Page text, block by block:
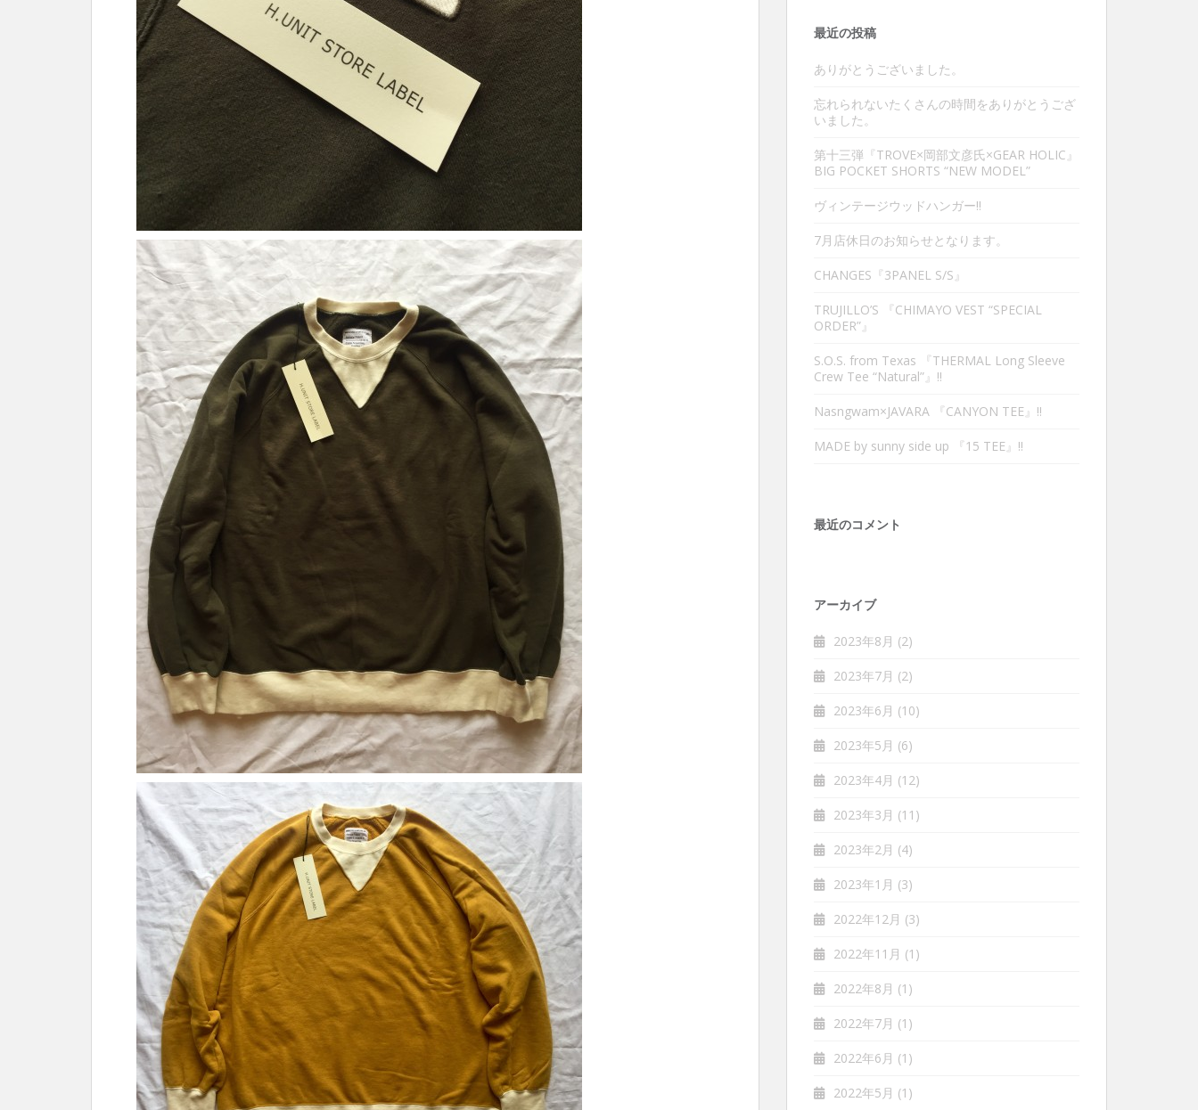
最近の投稿
ありがとうございました。
忘れられないたくさんの時間をありがとうござ
いました。
第十三弾『TROVE×岡部文彦氏×GEAR HOLIC』
BIG POCKET SHORTS “NEW MODEL”
ヴィンテージウッドハンガー‼︎
7月店休日のお知らせとなります。
CHANGES『3PANEL S/S』
TRUJILLO’S 『CHIMAYO VEST “SPECIAL
ORDER”』
S.O.S. from Texas 『THERMAL Long Sleeve
Crew Tee “Natural”』‼︎
Nasngwam×JAVARA 『CANYON TEE』‼︎
MADE by sunny side up 『15 TEE』‼︎
最近のコメント
アーカイブ
2023年8月 (2)
2023年7月 (2)
2023年6月 (10)
2023年5月 (6)
2023年4月 (12)
2023年3月 (11)
2023年2月 (4)
2023年1月 (3)
2022年12月 (3)
2022年11月 (1)
2022年8月 (1)
2022年7月 (1)
2022年6月 (1)
2022年5月 (1)